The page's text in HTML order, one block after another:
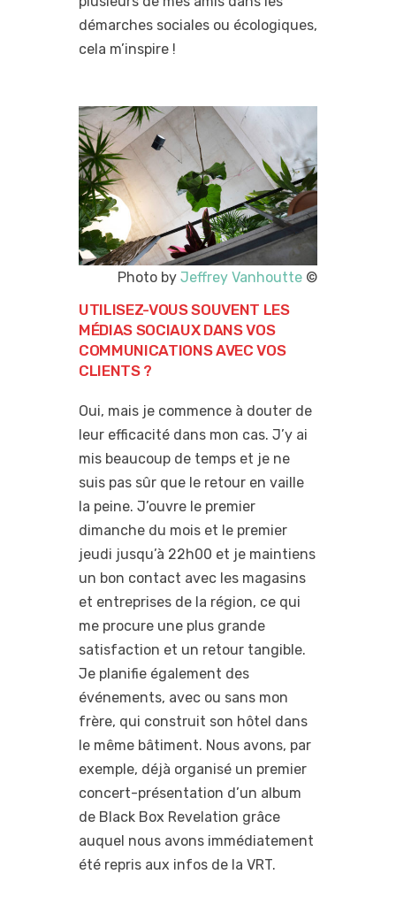
démarches sociales ou écologiques,
cela m’inspire !
Photo by Jeffrey Vanhoutte ©
UTILISEZ-VOUS SOUVENT LES
MÉDIAS SOCIAUX DANS VOS
COMMUNICATIONS AVEC VOS
CLIENTS ?
Oui, mais je commence à douter de
leur efficacité dans mon cas. J’y ai
mis beaucoup de temps et je ne
suis pas sûr que le retour en vaille
la peine. J’ouvre le premier
dimanche du mois et le premier
jeudi jusqu’à 22h00 et je maintiens
un bon contact avec les magasins
et entreprises de la région, ce qui
me procure une plus grande
satisfaction et un retour tangible.
Je planifie également des
événements, avec ou sans mon
frère, qui construit son hôtel dans
le même bâtiment. Nous avons, par
exemple, déjà organisé un premier
concert-présentation d’un album
de Black Box Revelation grâce
auquel nous avons immédiatement
été repris aux infos de la VRT.